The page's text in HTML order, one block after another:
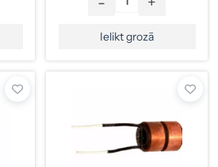
Ielikt grozā